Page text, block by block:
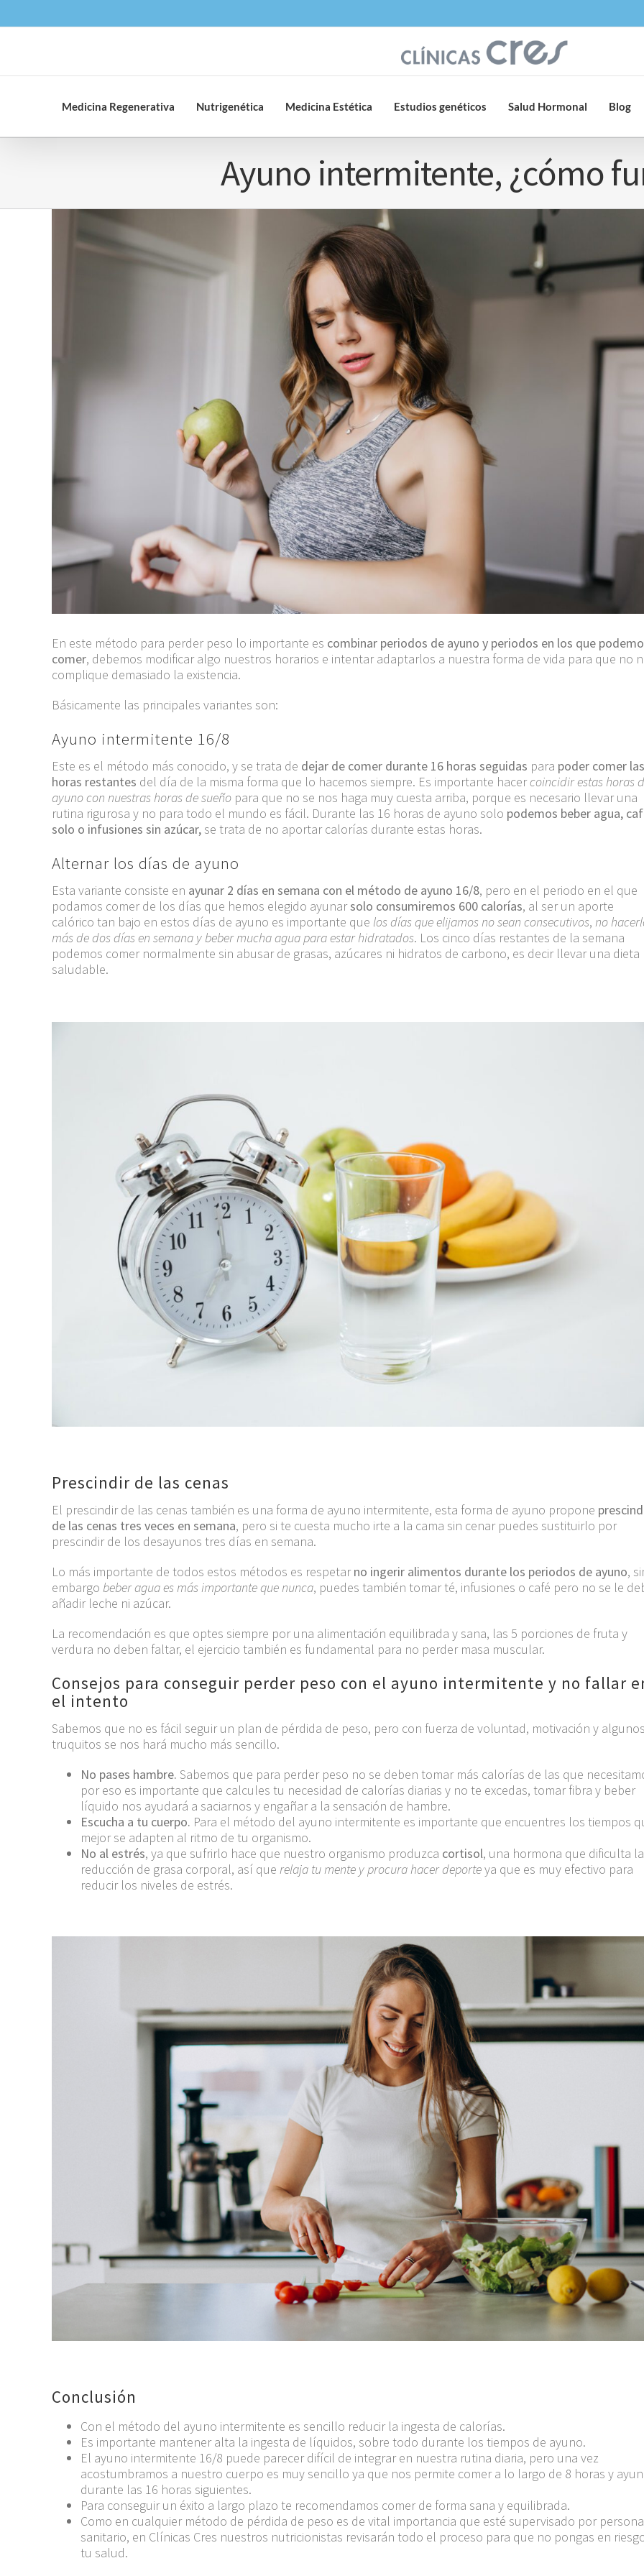
al
Medicina Regenerativa Nutrigenética Medicina Estética Estudios genéticos Salud Hormonal Blog
Ayuno intermitente, ¿cómo
En este método para perder peso lo importante es combinar periodos de ayuno y periodos en los que
comer, debemos modificar algo nuestros horarios e intentar adaptarlos a nuestra forma de vida para que no
complique demasiado la existencia.
Básicamente las principales variantes son:
Ayuno intermitente 16/8
Este es el método más conocido, y se trata de dejar de comer durante 16 horas seguidas para poder comer
horas restantes del día de la misma forma que lo hacemos siempre. Es importante hacercoincidir estas horas
ayuno con nuestras horas de sueño para que no se nos haga muy cuesta arriba, porque es necesario llevar una
rutina rigurosa y no para todo el mundo es fácil. Durante las 16 horas de ayuno solo podemos beber agua,
solo o infusiones sin azúcar, se trata de no aportar calorías durante estas horas.
Alternar los días de ayuno
Esta variante consiste en ayunar 2 días en semana con el método de ayuno 16/8, pero en el periodo en el que
podamos comer de los días que hemos elegido ayunarsolo consumiremos 600 calorías, al ser un aporte
calórico tan bajo en estos días de ayuno es importante que los días que elijamos no sean consecutivos, no
más de dos días en semana y beber mucha agua para estar hidratados. Los cinco días restantes de la semana
podemos comer normalmente sin abusar de grasas, azúcares ni hidratos de carbono, es decir llevar una dieta
saludable.
Prescindir de las cenas
El prescindir de las cenas también es una forma de ayuno intermitente, esta forma de ayuno propone
de las cenas tres veces en semana, pero si te cuesta mucho irte a la cama sin cenar puedes sustituirlo por
prescindir de los desayunos tres días en semana.
Lo más importante de todos estos métodos es respetarno ingerir alimentos durante los periodos de ayuno,
embargo beber agua es más importante que nunca, puedes también tomar té, infusiones o café pero no se le
añadir leche ni azúcar.
La recomendación es que optes siempre por una alimentación equilibrada y sana, las 5 porciones de fruta y
verdura no deben faltar, el ejercicio también es fundamental para no perder masa muscular.
Consejos para conseguir perder peso con el ayuno intermitente y no fallar
el intento
Sabemos que no es fácil seguir un plan de pérdida de peso, pero con fuerza de voluntad, motivación y algunos
truquitos se nos hará mucho más sencillo.
No pases hambre. Sabemos que para perder peso no se deben tomar más calorías de las que
por eso es importante que calcules tu necesidad de calorías diarias y no te excedas, tomar fibra y beber
líquido nos ayudará a saciarnos y engañar a la sensación de hambre.
Escucha a tu cuerpo. Para el método del ayuno intermitente es importante que encuentres los tiempos
mejor se adapten al ritmo de tu organismo.
No al estrés, ya que sufrirlo hace que nuestro organismo produzca cortisol, una hormona que dificulta la
reducción de grasa corporal, así que relaja tu mente y procura hacer deporteya que es muy efectivo para
reducir los niveles de estrés.
Conclusión
Con el método del ayuno intermitente es sencillo reducir la ingesta de calorías.
Es importante mantener alta la ingesta de líquidos, sobre todo durante los tiempos de ayuno.
El ayuno intermitente 16/8 puede parecer difícil de integrar en nuestra rutina diaria, pero una vez
acostumbramos a nuestro cuerpo es muy sencillo ya que nos permite comer a lo largo de 8 horas y
durante las 16 horas siguientes.
Para conseguir un éxito a largo plazo te recomendamos comer de forma sana y equilibrada.
Como en cualquier método de pérdida de peso es de vital importancia que esté supervisado por
sanitario, en Clínicas Cres nuestros nutricionistas revisarán todo el proceso para que no pongas en
tu salud.